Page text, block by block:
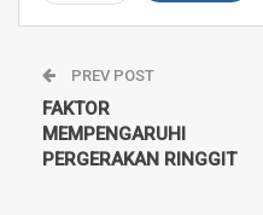
PREV POST
FAKTOR
MEMPENGARUHI
PERGERAKAN RINGGIT